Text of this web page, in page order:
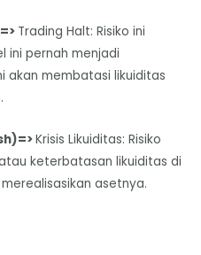
Trading Halt: Risiko ini
ini pernah menjadi
akan membatasi likuiditas
Krisis Likuiditas: Risiko
keterbatasan likuiditas di
asetnya.